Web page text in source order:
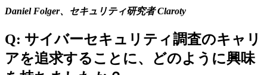
Daniel Folger、セキュリティ研究者 Claroty
Q: サイバーセキュリティ調査のキャリ
アを追求することに、どのように興味